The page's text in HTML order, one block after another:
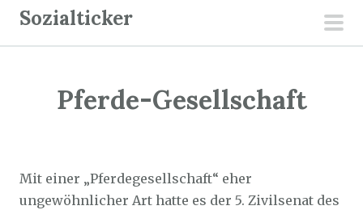
Sozialticker
Pferde-Gesellschaft
Mit einer „Pferdegesellschaft“ eher
ungewöhnlicher Art hatte es der 5. Zivilsenat des